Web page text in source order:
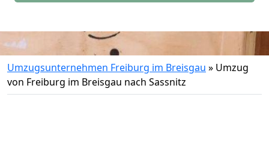
Umzugsunternehmen Freiburg im Breisgau » Umzug
von Freiburg im Breisgau nach Sassnitz